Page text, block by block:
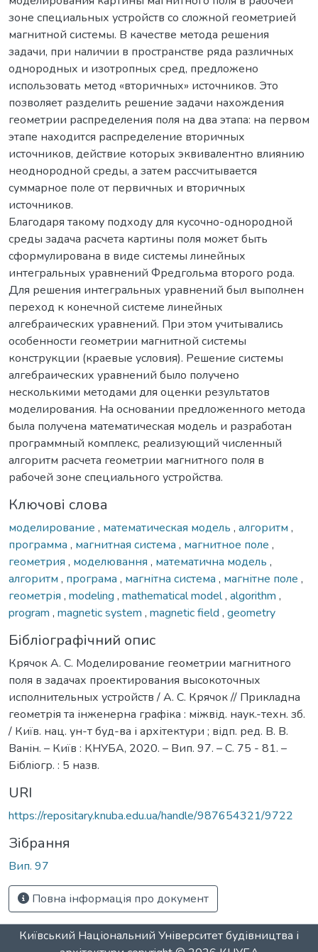
зоне специальных устройств со сложной геометрией
магнитной системы. В качестве метода решения
задачи, при наличии в пространстве ряда различных
однородных и изотропных сред, предложено
использовать метод «вторичных» источников. Это
позволяет разделить решение задачи нахождения
геометрии распределения поля на два этапа: на первом
этапе находится распределение вторичных
источников, действие которых эквивалентно влиянию
неоднородной среды, а затем рассчитывается
суммарное поле от первичных и вторичных
источников.
Благодаря такому подходу для кусочно-однородной
среды задача расчета картины поля может быть
сформулирована в виде системы линейных
интегральных уравнений Фредгольма второго рода.
Для решения интегральных уравнений был выполнен
переход к конечной системе линейных
алгебраических уравнений. При этом учитывались
особенности геометрии магнитной системы
конструкции (краевые условия). Решение системы
алгебраических уравнений было получено
несколькими методами для оценки результатов
моделирования. На основании предложенного метода
была получена математическая модель и разработан
программный комплекс, реализующий численный
алгоритм расчета геометрии магнитного поля в
рабочей зоне специального устройства.
Ключові слова
моделирование , математическая модель , алгоритм ,
программа , магнитная система , магнитное поле ,
геометрия , моделювання , математична модель ,
алгоритм , програма , магнітна система , магнітне поле ,
геометрія , modeling , mathematical model, algorithm ,
program , magnetic system , magnetic field , geometry
Бібліографічний опис
Крячок А. С. Моделирование геометрии магнитного
поля в задачах проектирования высокоточных
исполнительных устройств / А. С. Крячок // Прикладна
геометрія та інженерна графіка : міжвід. наук.-техн. зб.
/ Київ. нац. ун-т буд-ва і архітектури ; відп. ред. В. В.
Ванін. – Київ : КНУБА, 2020. – Вип. 97. – С. 75 - 81. –
Бібліогр. : 5 назв.
URI
https://repositary.knuba.edu.ua/handle/987654321/9722
Зібрання
Вип. 97
Повна інформація про документ
Київський Національний Університет будівництва і